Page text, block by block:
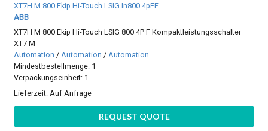
XT7H M 800 Ekip Hi-Touch LSIG In800 4pFF
ABB
XT7H M 800 Ekip Hi-Touch LSIG 800 4P F Kompaktleistungsschalter
XT7 M
Automation /Automation /Automation
Mindestbestellmenge: 1
Verpackungseinheit: 1
Lieferzeit: Auf Anfrage
REQUEST QUOTE